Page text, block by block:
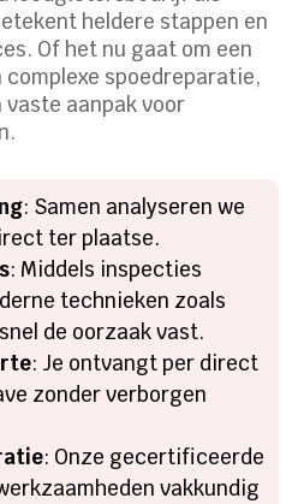
heldere stappen en
Of het nu gaat om een
spoedreparatie,
vaste aanpak voor
: Samen analyseren we
ter plaatse.
: Middels inspecties
technieken zoals
de oorzaak vast.
: Je ontvangt per direct
zonder verborgen
: Onze gecertificeerde
vakkundig